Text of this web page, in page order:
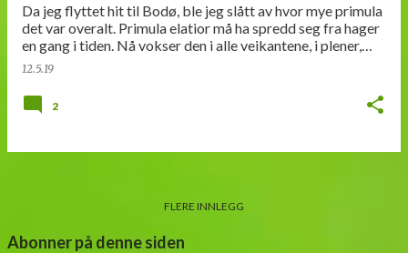
Da jeg flyttet hit til Bodø, ble jeg slått av hvor mye primula
det var overalt. Primula elatior må ha spredd seg fra hager
en gang i tiden. Nå vokser den i alle veikantene, i plener,
parker, til og m…
12.5.19
2
FLERE INNLEGG
Abonner på denne siden